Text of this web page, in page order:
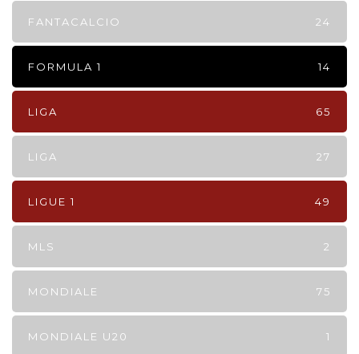
FANTACALCIO 24
FORMULA 1 14
LIGA 65
LIGA 27
LIGUE 1 49
MLS 2
MONDIALE 75
MONDIALE U20 1